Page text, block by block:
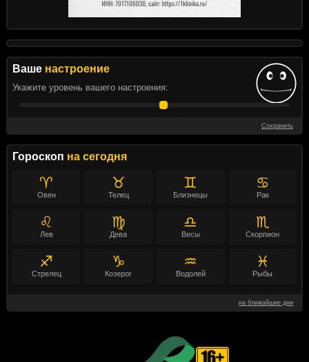
Ваше настроение
Укажите уровень вашего настроения:
Сохранить
Гороскоп на сегодня
♈
Овен
♉
Телец
♊
Близнецы
♋
Рак
♌
Лев
♍
Дева
♎
Весы
♏
Скорпион
♐
Стрелец
♑
Козерог
♒
Водолей
♓
Рыбы
на ближайшие дни